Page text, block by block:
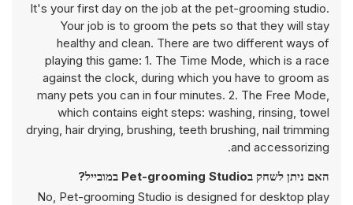
It's your first day on the job at the pet-grooming studio.
Your job is to groom the pets so that they will stay
healthy and clean. There are two different ways of
playing this game: 1. The Time Mode, which is a race
against the clock, during which you have to groom as
many pets you can in four minutes. 2. The Free Mode,
which contains eight steps: washing, rinsing, towel
drying, hair drying, brushing, teeth brushing, nail trimming
and accessorizing.
האם ניתן לשחק בPet-grooming Studio במובייל?
No, Pet-grooming Studio is designed for desktop play